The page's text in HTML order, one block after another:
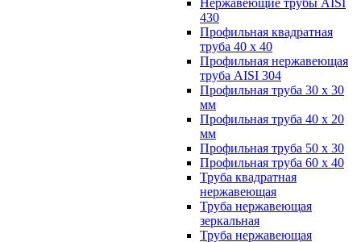
Нержавеющие трубы AISI
430
Профильная квадратная
труба 40 х 40
Профильная нержавеющая
труба AISI 304
Профильная труба 30 х 30
мм
Профильная труба 40 х 20
мм
Профильная труба 50 х 30
Профильная труба 60 х 40
Труба квадратная
нержавеющая
Труба нержавеющая
зеркальная
Труба нержавеющая